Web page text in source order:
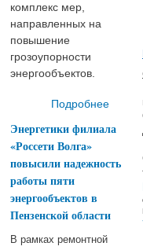
комплекс мер,
направленных на
повышение
грозоупорности
энергообъектов.
Подробнее
Энергетики филиала
«Россети Волга»
повысили надежность
работы пяти
энергообъектов в
Пензенской области
В рамках ремонтной